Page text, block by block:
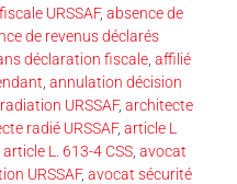
URSSAF, absence de
de revenus déclarés
déclaration fiscale affilié
annulation décision
URSSAF, architecte
radié URSSAF, article L
article L. 613-4 CSS avocat
URSSAF, avocat sécurité